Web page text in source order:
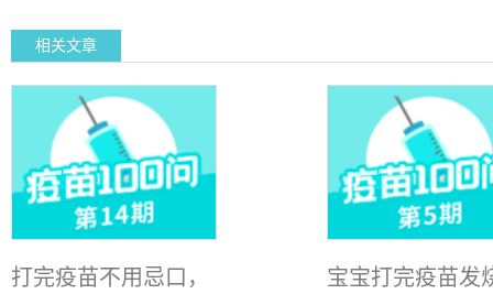
相关文章
打完疫苗不用忌口，
宝宝打完疫苗发